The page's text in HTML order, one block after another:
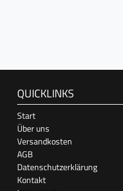
QUICKLINKS
Start
Über uns
Versandkosten
AGB
Datenschutzerklärung
Kontakt